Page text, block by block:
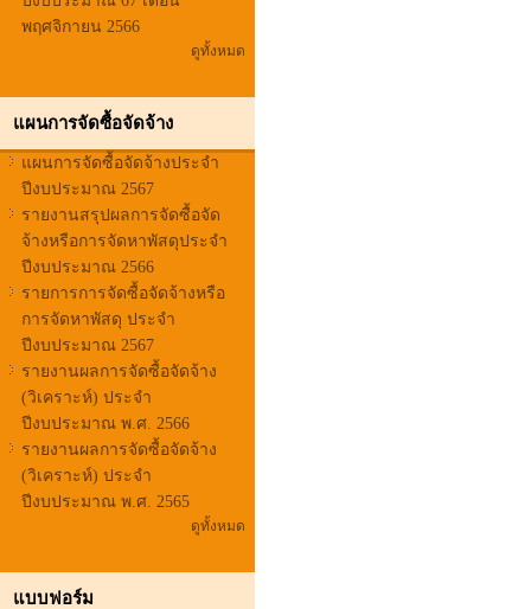
พฤศจิกายน 2566
ดูทั้งหมด
แผนการจัดซื้อจัดจ้าง
แผนการจัดซื้อจัดจ้างประจำ
ปีงบประมาณ 2567
รายงานสรุปผลการจัดซื้อจัด
จ้างหรือการจัดหาพัสดุประจำ
ปีงบประมาณ 2566
รายการการจัดซื้อจัดจ้างหรือ
การจัดหาพัสดุ ประจำ
ปีงบประมาณ 2567
รายงานผลการจัดซื้อจัดจ้าง
(วิเคราะห์) ประจำ
ปีงบประมาณ พ.ศ. 2566
รายงานผลการจัดซื้อจัดจ้าง
(วิเคราะห์) ประจำ
ปีงบประมาณ พ.ศ. 2565
ดูทั้งหมด
แบบฟอร์ม